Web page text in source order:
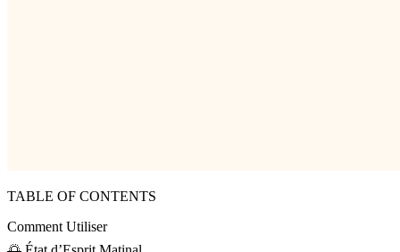
TABLE OF CONTENTS
Comment Utiliser